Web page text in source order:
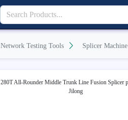
Network Testing Tools Splicer Machine